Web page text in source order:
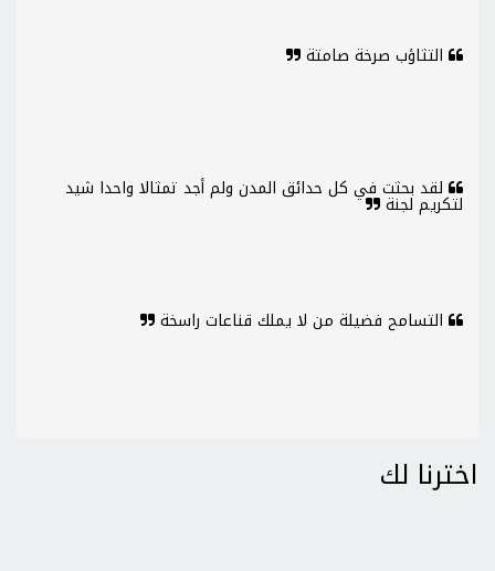
التثاؤب صرخة صامتة
لقد بحثت في كل حدائق المدن ولم أجد تمثالا واحدا شيد
لتكريم لجنة
التسامح فضيلة من لا يملك قناعات راسخة
اخترنا لك